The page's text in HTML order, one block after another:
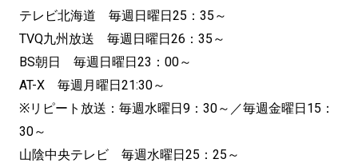
テレビ北海道 毎週日曜日25：35～
TVQ九州放送 毎週日曜日26：35～
BS朝日 毎週日曜日23：00～
AT-X 毎週月曜日21:30～
※リピート放送：毎週水曜日9：30～／毎週金曜日15：
30～
山陰中央テレビ 毎週水曜日25：25～